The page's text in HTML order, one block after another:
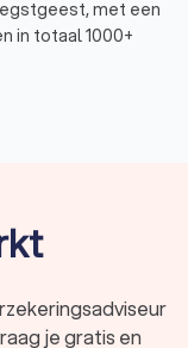
met een
in totaal 1000+
kiezen van de
taken van
en dekkingen
voor jouw
je gratis en